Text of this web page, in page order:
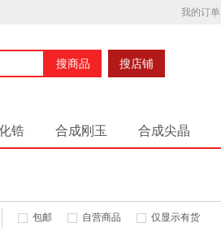
我的订单
搜商品 搜店铺
锆 合成刚玉 合成尖晶
包邮 自营商品 仅显示有货